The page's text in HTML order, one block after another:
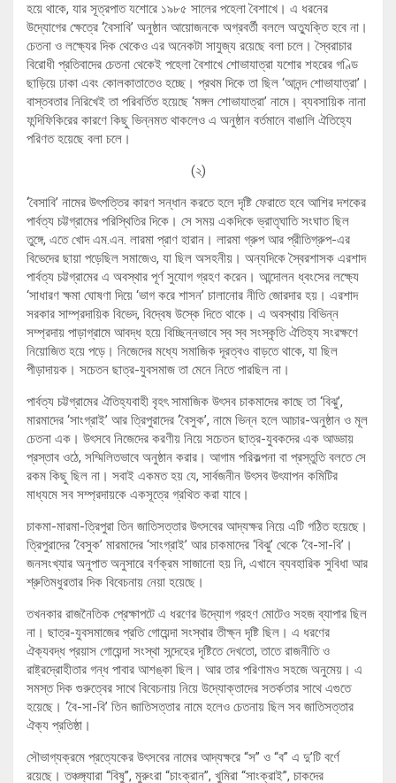
হয়ে থাকে, যার সূত্রপাত যশোরে ১৯৮৫ সালের পহেলা বৈশাখে। এ ধরনের
উদ্যোগের ক্ষেত্রে ‘বৈসাবি’ অনুষ্ঠান আয়োজনকে অগ্রবর্তী বললে অত্যুক্তি হবে না।
চেতনা ও লক্ষ্যের দিক থেকেও এর অনেকটা সাযুজ্য রয়েছে বলা চলে। স্বৈরাচার
বিরোধী প্রতিবাদের চেতনা থেকেই পহেলা বৈশাখে শোভাযাত্রা যশোর শহরের গণ্ডি
ছাড়িয়ে ঢাকা এবং কোলকাতাতেও হচ্ছে। প্রথম দিকে তা ছিল ‘আনন্দ শোভাযাত্রা’।
বাস্তবতার নিরিখেই তা পরিবর্তিত হয়েছে ‘মঙ্গল শোভাযাত্রা’ নামে। ব্যবসায়িক নানা
ফন্দিফিকিরের কারণে কিছু ভিন্নমত থাকলেও এ অনুষ্ঠান বর্তমানে বাঙালি ঐতিহ্যে
পরিণত হয়েছে বলা চলে।
(২)
‘বৈসাবি’ নামের উৎপত্তির কারণ সন্ধান করতে হলে দৃষ্টি ফেরাতে হবে আশির দশকের
পার্বত্য চট্টগ্রামের পরিস্থিতির দিকে। সে সময় একদিকে ভ্রাতৃঘাতি সংঘাত ছিল
তুঙ্গে, এতে খোদ এম.এন. লারমা প্রাণ হারান। লারমা গ্রুপ আর প্রীতিগ্রুপ-এর
বিভেদের ছায়া পড়েছিল সমাজেও, যা ছিল অসহনীয়। অন্যদিকে স্বৈরশাসক এরশাদ
পার্বত্য চট্টগ্রামের এ অবস্থার পূর্ণ সুযোগ গ্রহণ করেন। আন্দোলন ধ্বংসের লক্ষ্যে
‘সাধারণ ক্ষমা ঘোষণা দিয়ে ‘ভাগ করে শাসন’ চালানোর নীতি জোরদার হয়। এরশাদ
সরকার সাম্প্রদায়িক বিভেদ, বিদ্বেষ উস্কে দিতে থাকে। এ অবস্থায় বিভিন্ন
সম্প্রদায় পাড়াগ্রামে আবদ্ধ হয়ে বিচ্ছিন্নভাবে স্ব স্ব সংস্কৃতি ঐতিহ্য সংরক্ষণে
নিয়োজিত হয়ে পড়ে। নিজেদের মধ্যে সমাজিক দূরত্বও বাড়তে থাকে, যা ছিল
পীড়াদায়ক। সচেতন ছাত্র-যুবসমাজ তা মেনে নিতে পারছিল না।
পার্বত্য চট্টগ্রামের ঐতিহ্যবাহী বৃহৎ সামাজিক উৎসব চাকমাদের কাছে তা ‘বিঝু’,
মারমাদের ‘সাংগ্রাই’ আর ত্রিপুরাদের ‘বৈসুক’, নামে ভিন্ন হলে আচার-অনুষ্ঠান ও মূল
চেতনা এক। উৎসবে নিজেদের করণীয় নিয়ে সচেতন ছাত্র-যুবকদের এক আড্ডায়
প্রস্তাব ওঠে, সম্মিলিতভাবে অনুষ্ঠান করার। আগাম পরিকল্পনা বা প্রস্তুতি বলতে সে
রকম কিছু ছিল না। সবাই একমত হয় যে, সার্বজনীন উৎসব ‍উৎযাপন কমিটির
মাধ্যমে সব সম্প্রদায়কে একসূত্রে গ্রথিত করা যাবে।
চাকমা-মারমা-ত্রিপুরা তিন জাতিসত্তার উৎসবের আদ্যক্ষর নিয়ে এটি গঠিত হয়েছে।
ত্রিপুরাদের ‘বৈসুক’ মারমাদের ‘সাংগ্রাই’ আর চাকমাদের ‘বিঝু’ থেকে ‘বৈ-সা-বি’।
জনসংখ্যার অনুপাত অনুসারে বর্ণক্রম সাজানো হয় নি, এখানে ব্যবহারিক সুবিধা আর
শ্রুতিমধুরতার দিক বিবেচনায় নেয়া হয়েছে।
তখনকার রাজনৈতিক প্রেক্ষাপটে এ ধরণের উদ্যোগ গ্রহণ মোটেও সহজ ব্যাপার ছিল
না। ছাত্র-যুবসমাজের প্রতি গোয়েন্দা সংস্থার তীক্ষ্ন দৃষ্টি ছিল। এ ধরণের
ঐক্যবদ্ধ প্রয়াস গোয়েন্দা সংস্থা সন্দেহের দৃষ্টিতে দেখতো, তাতে রাজনীতি ও
রাষ্ট্রদ্রোহীতার গন্ধ পাবার আশঙ্কা ছিল। আর তার পরিণামও সহজে অনুমেয়। এ
সমস্ত দিক গুরুত্বের সাথে বিবেচনায় নিয়ে ‍উদ্যোক্তাদের সতর্কতার সাথে এগুতে
হয়েছে। ‘বৈ-সা-বি’ তিন জাতিসত্তার নামে হলেও চেতনায় ছিল সব জাতিসত্তার
ঐক্য প্রতিষ্ঠা।
সৌভাগ্যক্রমে প্রত্যেকের উৎসবের নামের আদ্যক্ষরে “স” ও “ব” এ দু’টি বর্ণে
রয়েছে। তঞ্চঙ্গ্যারা “বিষু”, মুরুংরা “চাংক্রান”, খুমিরা “সাংক্রাই”, চাকদের